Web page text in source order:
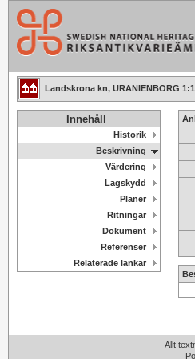
Landskrona kn, URANIENBORG
Innehåll
Historik
Beskrivning
Värdering
Lagskydd
Planer
Ritningar
Dokument
Referenser
Relaterade länkar
Allt